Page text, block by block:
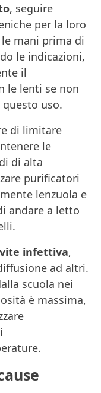
, seguire
per la loro
mani prima di
le indicazioni,
il
le lenti se non
uso.
di limitare
le
di alta
purificatori
lenzuola e
andare a letto
infettiva,
ad altri.
scuola nei
è massima,